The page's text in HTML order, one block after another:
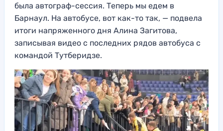
была автограф-сессия. Теперь мы едем в
Барнаул. На автобусе, вот как-то так, — подвела
итоги напряженного дня Алина Загитова,
записывая видео с последних рядов автобуса с
командой Тутберидзе.